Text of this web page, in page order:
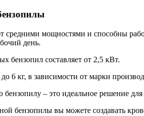
средними мощностями и способны
день.
бензопил составляет от 2,5 кВт.
6 кг, в зависимости от марки
– это идеальное решение для
бензопилы вы можете создавать